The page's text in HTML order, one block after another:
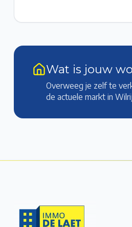
Wat is jouw
Overweeg je zelf te
de actuele markt in